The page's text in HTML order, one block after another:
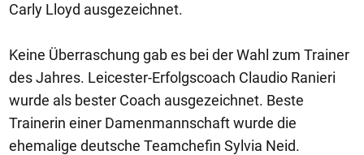
Carly Lloyd ausgezeichnet.
Keine Überraschung gab es bei der Wahl zum Trainer
des Jahres. Leicester-Erfolgscoach Claudio Ranieri
wurde als bester Coach ausgezeichnet. Beste
Trainerin einer Damenmannschaft wurde die
ehemalige deutsche Teamchefin Sylvia Neid.